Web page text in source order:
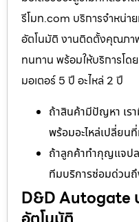
รีโมท.com บริการจำหน่า
อัตโนมัติ งานติดตั้งคุณภา
ทนทาน พร้อมให้บริการโ
มอเตอร์ 5 ปี อะไหล่ 2 ปี
ถ้าสินค้ามีปัญหา เร
พร้อมอะไหล่เปลี่ยน
ถ้าลูกค้าทำกุญแจป
ทีมบริการซ่อมด่วนถึ
D&D Autogate